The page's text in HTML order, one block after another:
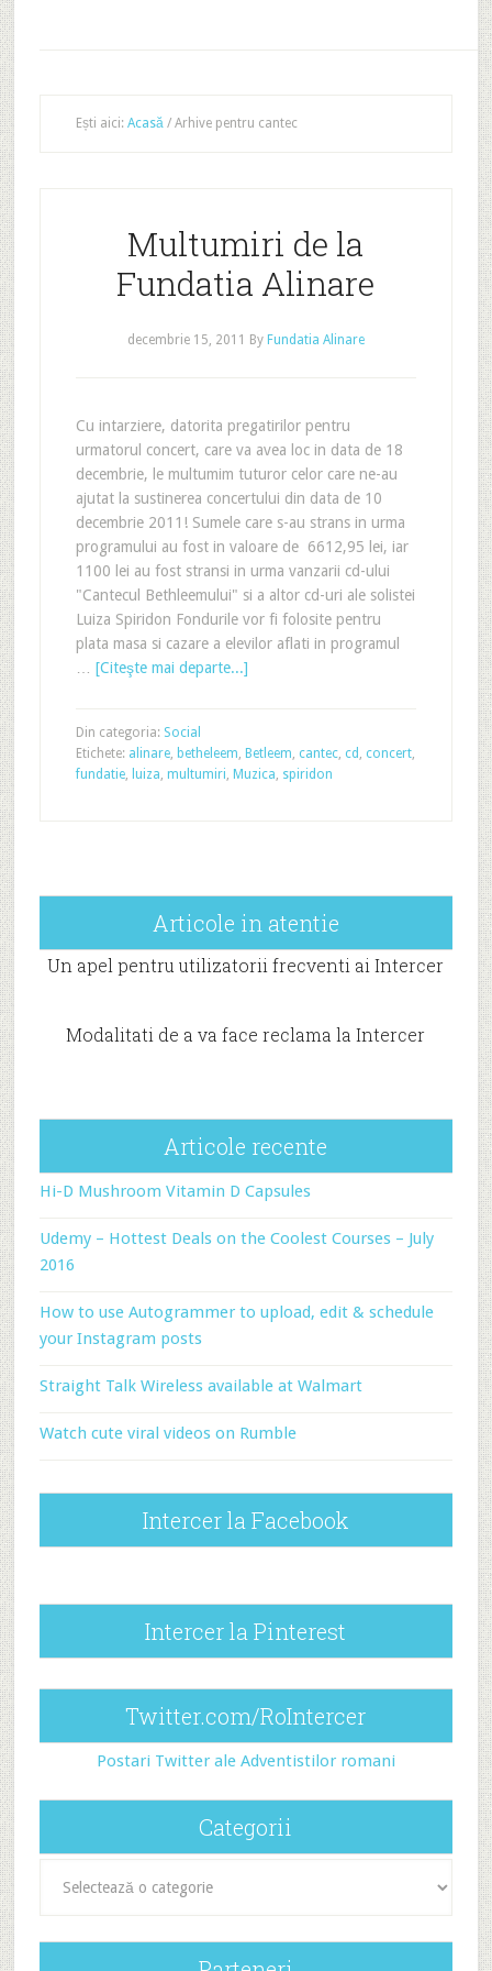
Ești aici: Acasă /Arhive pentru cantec
Multumiri de la
Fundatia Alinare
decembrie 15, 2011 By Fundatia Alinare
Cu intarziere, datorita pregatirilor pentru
urmatorul concert, care va avea loc in data de 18
decembrie, le multumim tuturor celor care ne-au
ajutat la sustinerea concertului din data de 10
decembrie 2011! Sumele care s-au strans in urma
programului au fost in valoare de 6612,95 lei, iar
1100 lei au fost stransi in urma vanzarii cd-ului
"Cantecul Bethleemului" si a altor cd-uri ale solistei
Luiza Spiridon Fondurile vor fi folosite pentru
plata masa si cazare a elevilor aflati in programul
[Citeşte mai departe...]
Din categoria: Social
Etichete: alinare, betheleem, Betleem, cantec, cd , concert,
fundatie, luiza, multumiri, Muzica, spiridon
Articole in atentie
Un apel pentru utilizatorii frecventi ai Intercer
Modalitati de a va face reclama la Intercer
Articole recente
Hi-D Mushroom Vitamin D Capsules
Udemy – Hottest Deals on the Coolest Courses – July
2016
How to use Autogrammer to upload, edit & schedule
your Instagram posts
Straight Talk Wireless available at Walmart
Watch cute viral videos on Rumble
Intercer la Facebook
Intercer la Pinterest
Twitter.com/RoIntercer
Postari Twitter ale Adventistilor romani
Categorii